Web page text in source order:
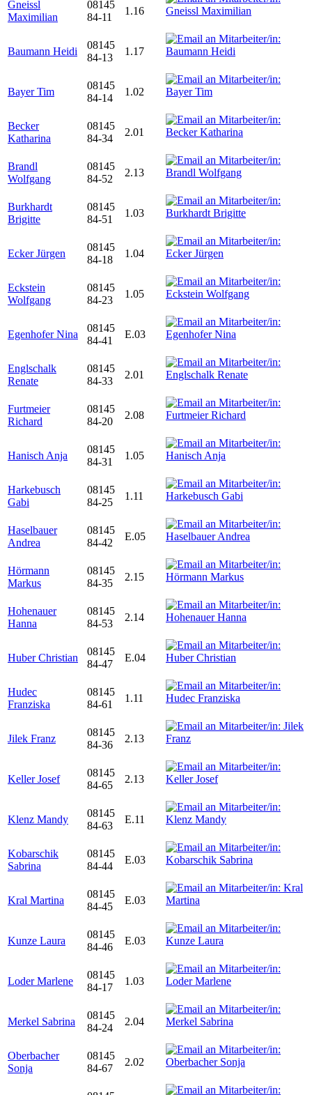
Gneissl
Maximilian
08145
84-11
1.16
Baumann Heidi
08145
84-13
1.17
Bayer Tim
08145
84-14
1.02
Becker
Katharina
08145
84-34
2.01
Brandl
Wolfgang
08145
84-52
2.13
Burkhardt
Brigitte
08145
84-51
1.03
Ecker Jürgen
08145
84-18
1.04
Eckstein
Wolfgang
08145
84-23
1.05
Egenhofer Nina
08145
84-41
E.03
Englschalk
Renate
08145
84-33
2.01
Furtmeier
Richard
08145
84-20
2.08
Hanisch Anja
08145
84-31
1.05
Harkebusch
Gabi
08145
84-25
1.11
Haselbauer
Andrea
08145
84-42
E.05
Hörmann
Markus
08145
84-35
2.15
Hohenauer
Hanna
08145
84-53
2.14
Huber Christian
08145
84-47
E.04
Hudec
Franziska
08145
84-61
1.11
Jilek Franz
08145
84-36
2.13
Keller Josef
08145
84-65
2.13
Klenz Mandy
08145
84-63
E.11
Kobarschik
Sabrina
08145
84-44
E.03
Kral Martina
08145
84-45
E.03
Kunze Laura
08145
84-46
E.03
Loder Marlene
08145
84-17
1.03
Merkel Sabrina
08145
84-24
2.04
Oberbacher
Sonja
08145
84-67
2.02